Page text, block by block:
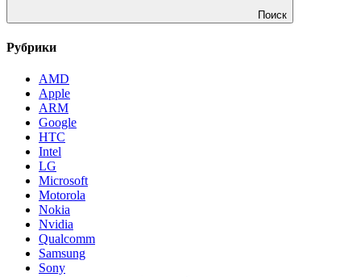
Поиск
Рубрики
AMD
Apple
ARM
Google
HTC
Intel
LG
Microsoft
Motorola
Nokia
Nvidia
Qualcomm
Samsung
Sony